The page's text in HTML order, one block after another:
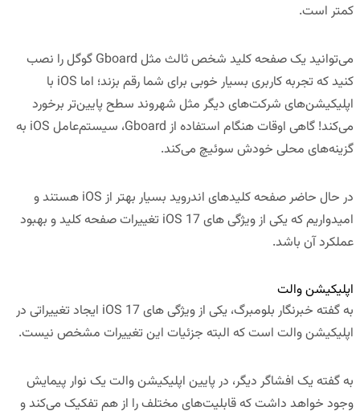
کمتر است.
می‌توانید یک صفحه کلید شخص ثالث مثل Gboard گوگل را نصب
کنید که تجربه کاربری بسیار خوبی برای شما رقم بزند؛ اما iOS با
اپلیکیشن‌های شرکت‌های دیگر مثل شهروند سطح پایین‌تر برخورد
می‌کند! گاهی اوقات هنگام استفاده از Gboard، سیستم‌عامل iOS به
گزینه‌های محلی خودش سوئیچ می‌کند.
در حال حاضر صفحه کلیدهای اندروید بسیار بهتر از iOS هستند و
امیدواریم که یکی از ویژگی های iOS 17 تغییرات صفحه کلید و بهبود
عملکرد آن باشد.
اپلیکیشن والت
به گفته خبرنگار بلومبرگ، یکی از ویژگی های iOS 17 ایجاد تغییراتی در
اپلیکیشن والت است که البته جزئیات این تغییرات مشخص نیست.
به گفته یک افشاگر دیگر، در پایین اپلیکیشن والت یک نوار پیمایش
وجود خواهد داشت که قابلیت‌های مختلف را از هم تفکیک می‌کند و